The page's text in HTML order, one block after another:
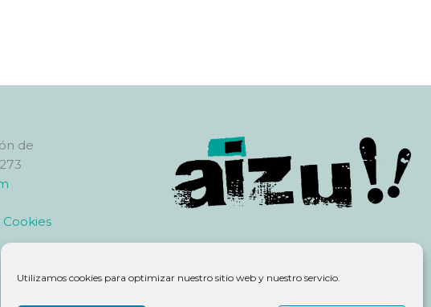
Utilizamos cookies para optimizar nuestro sitio web y nuestro servicio.
de